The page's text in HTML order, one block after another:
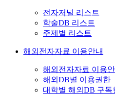
전자저널 리스트
학술DB 리스트
주제별 리스트
해외전자자료 이용안내
해외전자자료 이용
해외DB별 이용권한
대학별 해외DB 구독